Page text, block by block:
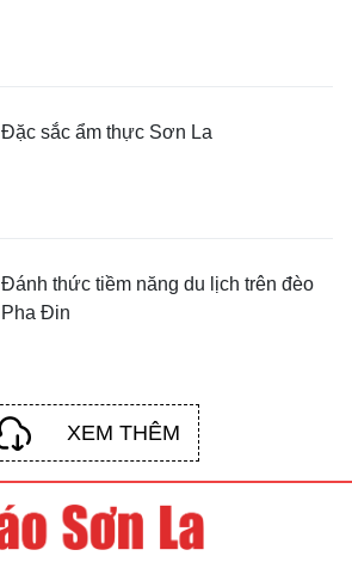
Đặc sắc ẩm thực Sơn La
Đánh thức tiềm năng du lịch trên đèo
Pha Đin
XEM THÊM